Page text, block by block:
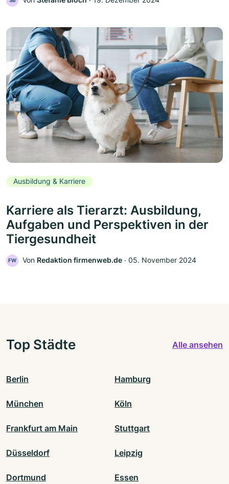
Ausbildung & Karriere
Karriere als Tierarzt: Ausbildung,
Aufgaben und Perspektiven in der
Tiergesundheit
FW Von Redaktion firmenweb.de ‧ 05. November 2024
Top Städte Alle ansehen
Berlin Hamburg
München Köln
Frankfurt am Main Stuttgart
Düsseldorf Leipzig
Dortmund Essen